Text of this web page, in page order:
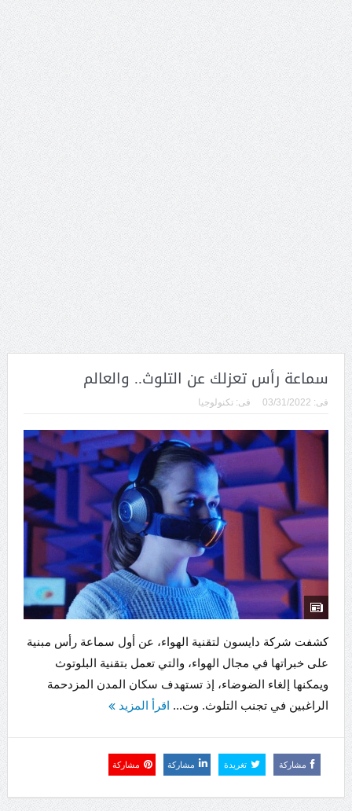
سماعة رأس تعزلك عن التلوث.. والعالم
فى: 03/31/2022 فى: تكنولوجيا
كشفت شركة دايسون لتقنية الهواء، عن أول سماعة رأس مبنية
على خبراتها في مجال الهواء، والتي تعمل بتقنية البلوتوث
ويمكنها إلغاء الضوضاء، إذ تستهدف سكان المدن المزدحمة
الراغبين في تجنب التلوث. وت... اقرأ المزيد
مشاركة تغريدة مشاركة مشاركة